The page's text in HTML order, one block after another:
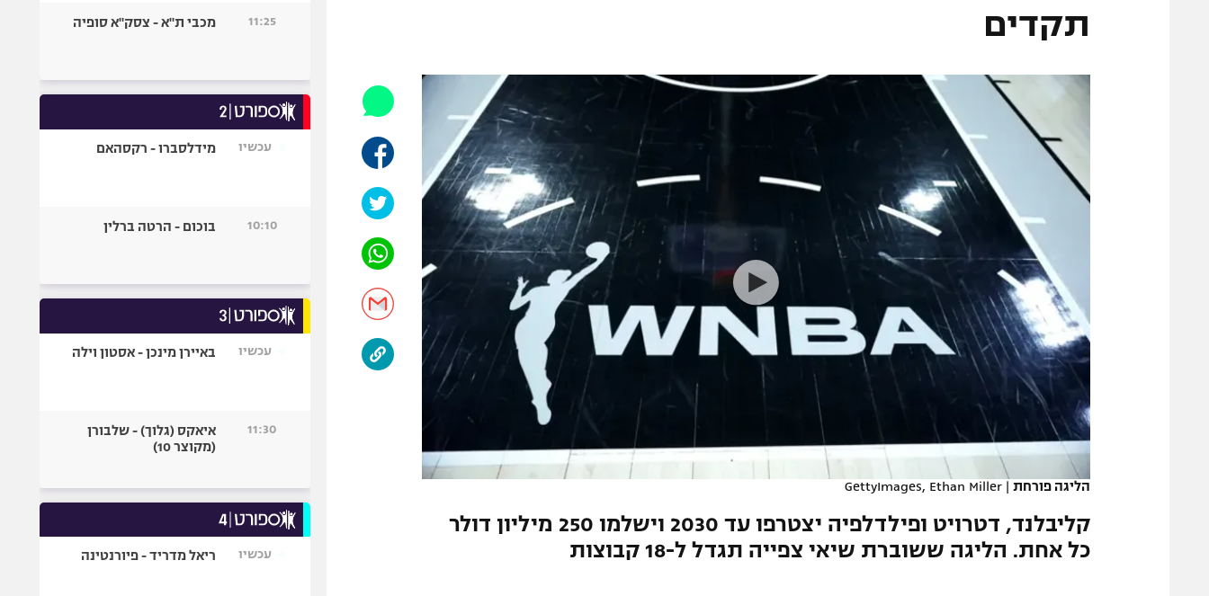
תקנון משתתפים וזוכים בפרסים
תקנון עבור פעילות ספורט 1 – "מרלן"
תנאי שימוש
מדיניות פרטיות
תקנון פעילות ספורט 1
רשיון להקרנה פומבית לבית עסק
הצטרפות לחבילת הערוצים
לוח דרושים – ג'ובנט
המגזין
הפועל באר שבע
ליגות נוספות
אופניים
כדורמים
פוטבול אמריקאי NFL
בייסבול MLB
תקדים
הליגה פורחת |
GettyImages, Ethan Miller
קליבלנד, דטרויט ופילדלפיה יצטרפו עד 2030 וישלמו 250 מיליון דולר
כל אחת. הליגה ששוברת שיאי צפייה תגדל ל-18 קבוצות
11:25 מכבי ת"א - צסק"א סופיה
עכשיו מידלסברו - רקסהאם
10:10 בוכום - הרטה ברלין
עכשיו באיירן מינכן - אסטון וילה
11:30
איאקס (גלוך) - שלבורן
(מקוצר 10)
עכשיו ריאל מדריד - פיורנטינה